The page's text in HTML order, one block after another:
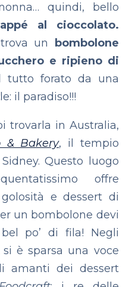
quindi, bello
al cioccolato.
un
bombolone
e ripieno di
tutto forato da una
il paradiso!!!
trovarla in Australia,
& Bakery, il tempio
Questo luogo
offre
e dessert di
un bombolone devi
po’ di fila! Negli
è sparsa una voce
amanti dei dessert